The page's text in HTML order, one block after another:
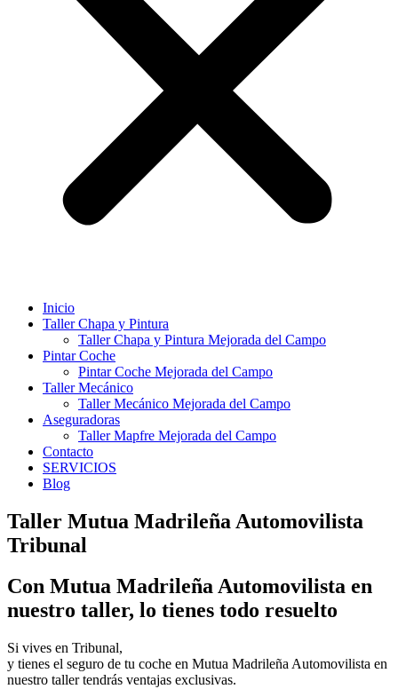
Inicio
Taller Chapa y Pintura
Taller Chapa y Pintura Mejorada del Campo
Pintar Coche
Pintar Coche Mejorada del Campo
Taller Mecánico
Taller Mecánico Mejorada del Campo
Aseguradoras
Taller Mapfre Mejorada del Campo
Contacto
SERVICIOS
Blog
Taller Mutua Madrileña Automovilista
Tribunal
Con Mutua Madrileña Automovilista en
nuestro taller, lo tienes todo resuelto
Si vives en Tribunal,
y tienes el seguro de tu coche en Mutua Madrileña Automovilista en
nuestro taller tendrás ventajas exclusivas.